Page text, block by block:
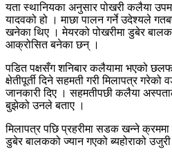
यता स्थानियका अनुसार पोखरी कलैया
यादवको हो । माछा पालन गर्ने उदेश्यले
खनेका थिए । मेयरको पोखरीमा डुबेर
आक्रोसित बनेका छन् ।
पडित पक्षसँग शनिबार कलैयामा भएको
क्षेतीपूर्ती दिने सहमती गरी मिलापत्र
जानकारी दिए । सहमतीपछी कलैया
बुझेको उनले बताए ।
मिलापत्र पछि प्रहरीमा सडक खन्ने क्रममा
डुबेर बालकको ज्यान गएको ब्यहोराको उजुरी